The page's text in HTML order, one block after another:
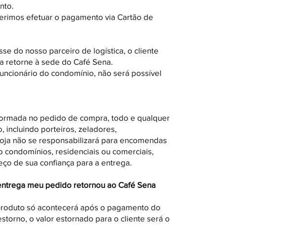
efetuar o pagamento via Cartão de
do nosso parceiro de logística, o cliente
à sede do Café Sena.
do condomínio, não será possível
no pedido de compra, todo e qualquer
incluindo porteiros, zeladores,
não se responsabilizará para encomendas
residenciais ou comerciais,
de sua confiança para a entrega.
meu pedido retornou ao Café Sena
só acontecerá após o pagamento do
o valor estornado para o cliente será o